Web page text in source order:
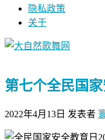
隐私政策
关于
第七个全民国
2022年4月13日 发表者